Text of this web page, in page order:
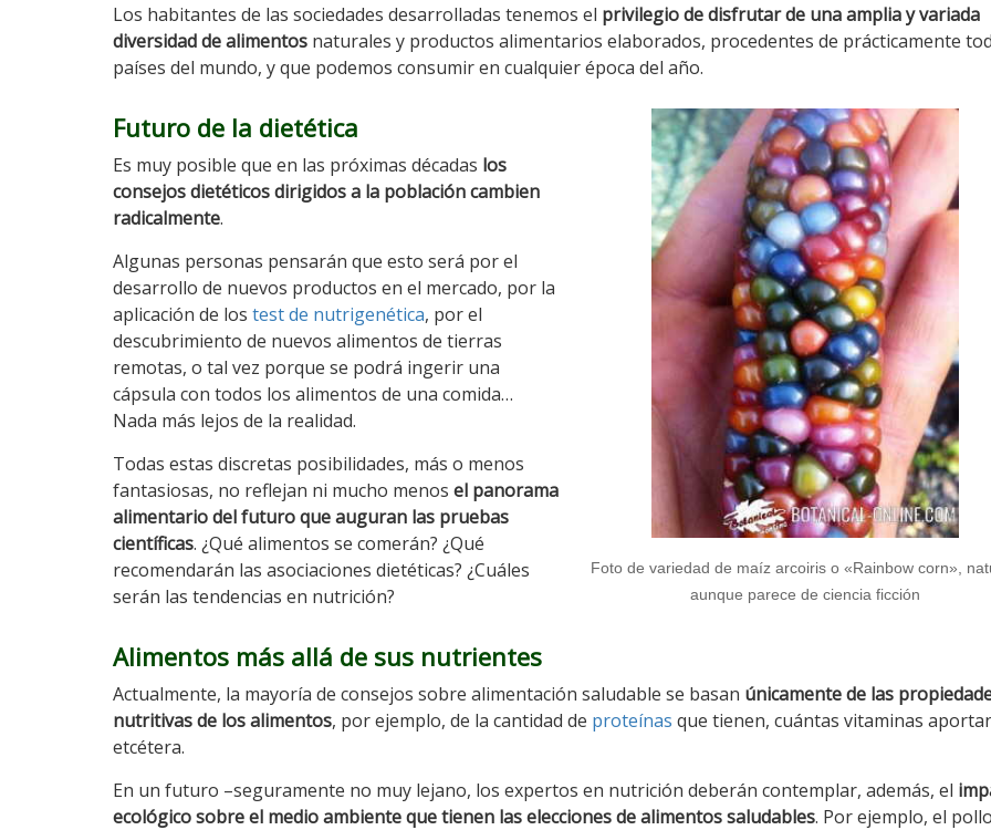
Los habitantes de las sociedades desarrolladas tenemos el privilegio de disfrutar de una amplia y variada
diversidad de alimentos naturales y productos alimentarios elaborados, procedentes de prácticamente
países del mundo, y que podemos consumir en cualquier época del año.
Foto de variedad de maíz arcoiris o «Rainbow corn»,
aunque parece de ciencia ficción
Futuro de la dietética
Es muy posible que en las próximas décadas los
consejos dietéticos dirigidos a la población cambien
radicalmente.
Algunas personas pensarán que esto será por el
desarrollo de nuevos productos en el mercado, por la
aplicación de los test de nutrigenética, por el
descubrimiento de nuevos alimentos de tierras
remotas, o tal vez porque se podrá ingerir una
cápsula con todos los alimentos de una comida…
Nada más lejos de la realidad.
Todas estas discretas posibilidades, más o menos
fantasiosas, no reflejan ni mucho menos el panorama
alimentario del futuro que auguran las pruebas
científicas. ¿Qué alimentos se comerán? ¿Qué
recomendarán las asociaciones dietéticas? ¿Cuáles
serán las tendencias en nutrición?
Alimentos más allá de sus nutrientes
Actualmente, la mayoría de consejos sobre alimentación saludable se basan únicamente de las
nutritivas de los alimentos, por ejemplo, de la cantidad de proteínas que tienen, cuántas vitaminas
etcétera.
En un futuro –seguramente no muy lejano, los expertos en nutrición deberán contemplar, además, el
ecológico sobre el medio ambiente que tienen las elecciones de alimentos saludables. Por ejemplo, el